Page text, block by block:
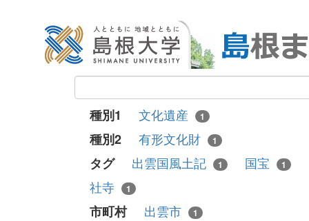
種別1 文化遺産 1
種別2 有形文化財 1
タグ 出雲国風土記 1 国宝 1
社寺
1
市町村 出雲市 1